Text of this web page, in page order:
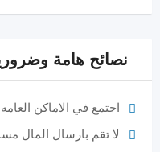
نصائح هامة
اجتمع في الاماكن
لا تقم بارسال المال